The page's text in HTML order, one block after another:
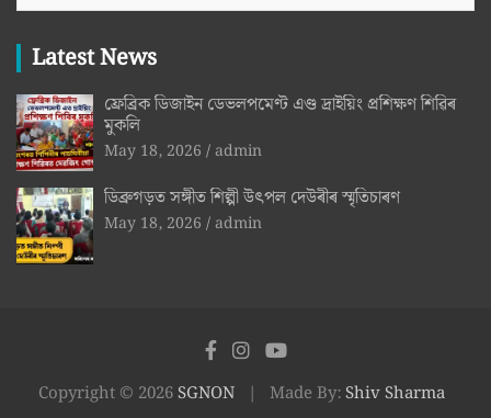
Latest News
ফ্ৰেব্ৰিক ডিজাইন ডেভলপমেণ্ট এণ্ড দ্ৰাইয়িং প্ৰশিক্ষণ শিৱিৰ
মুকলি
May 18, 2026 admin
ডিব্ৰুগড়ত সঙ্গীত শিল্পী উৎপল দেউৰীৰ স্মৃতিচাৰণ
May 18, 2026 admin
Copyright © 2026SGNON Made By:Shiv Sharma